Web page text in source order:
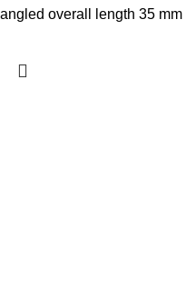
angled overall length 35 mm